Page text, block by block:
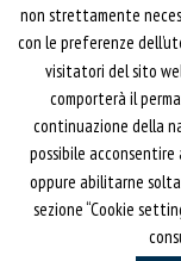
Via S.
non strettamente
con le preferenze
visitatori del sito
comporterà il
continuazione della
possibile acconsentire
oppure abilitarne
sezione “Cookie